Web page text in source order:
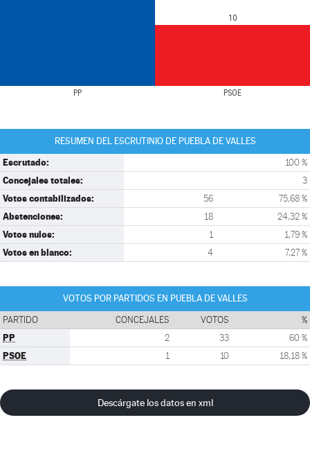
PP PSOE
10
RESUMEN DEL ESCRUTINIO DE PUEBLA DE VALLES
Escrutado: 100 %
Concejales totales: 3
Votos contabilizados: 56 75,68 %
Abstenciones: 18 24,32 %
Votos nulos: 1 1,79 %
Votos en blanco: 4 7,27 %
VOTOS POR PARTIDOS EN PUEBLA DE VALLES
PARTIDO CONCEJALES VOTOS %
PP 2 33 60 %
PSOE 1 10 18,18 %
Descárgate los datos en xml